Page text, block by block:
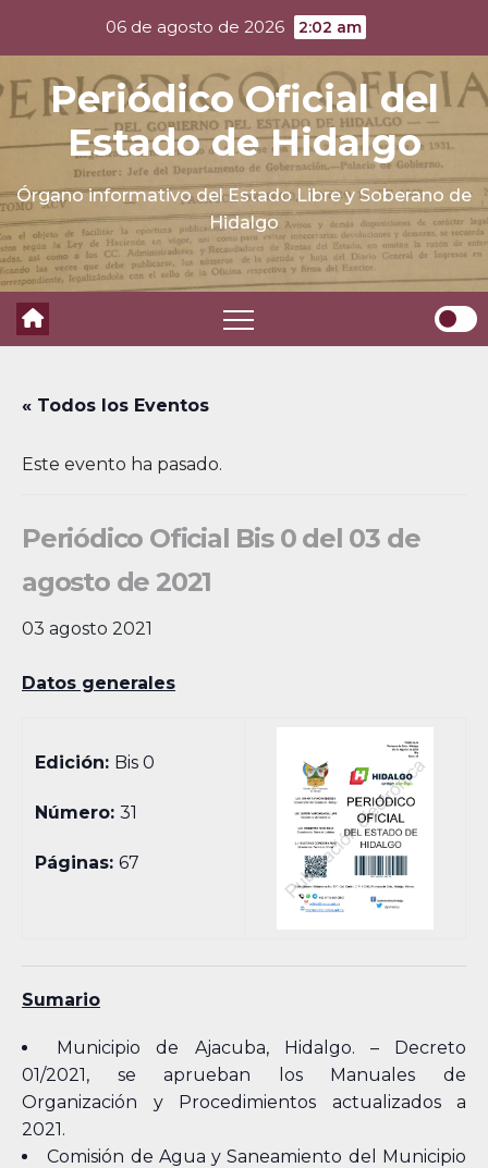
content
06 de agosto de 2026 2:02 am
Periódico Oficial del
Estado de Hidalgo
Órgano informativo del Estado Libre y Soberano de
Hidalgo
« Todos los Eventos
Este evento ha pasado.
Periódico Oficial Bis 0 del 03 de
agosto de 2021
03 agosto 2021
Datos generales
Edición: Bis 0
Número:31
Páginas:67
Sumario
Municipio de Ajacuba, Hidalgo. – Decreto
01/2021, se aprueban los Manuales de
Organización y Procedimientos actualizados a
2021.
Comisión de Agua y Saneamiento del Municipio